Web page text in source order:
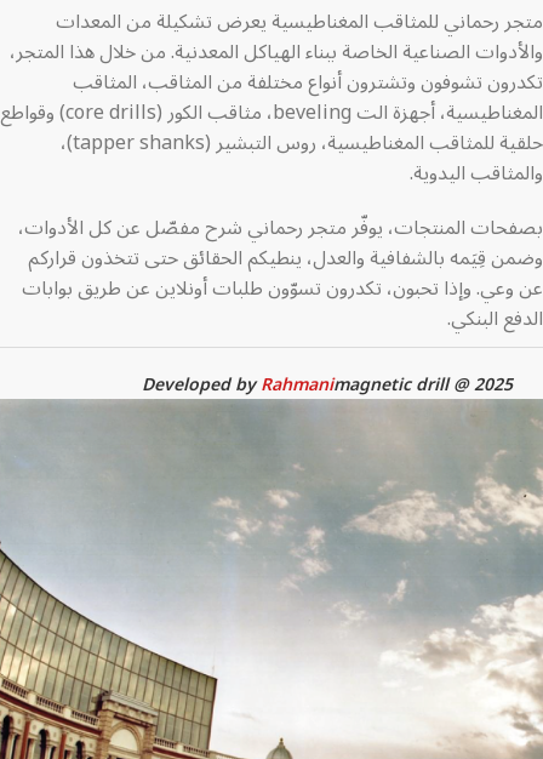
متجر رحماني للمثاقب المغناطيسية يعرض تشكيلة من المعدات
والأدوات الصناعية الخاصة ببناء الهياكل المعدنية. من خلال هذا المتجر،
تكدرون تشوفون وتشترون أنواع مختلفة من المثاقب، المثاقب
المغناطيسية، أجهزة الت beveling، مثاقب الكور (core drills) وقواطع
حلقية للمثاقب المغناطيسية، روس التبشير (tapper shanks)،
والمثاقب اليدوية.
بصفحات المنتجات، يوفّر متجر رحماني شرح مفصّل عن كل الأدوات،
وضمن قِيَمه بالشفافية والعدل، ينطيكم الحقائق حتى تتخذون قراركم
عن وعي. وإذا تحبون، تكدرون تسوّون طلبات أونلاين عن طريق بوابات
الدفع البنكي.
Developed byRahmanimagnetic drill @ 2025